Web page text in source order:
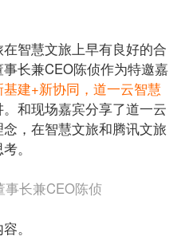
智慧文旅上早有良好的合
长兼CEO陈侦作为特邀嘉
基建+新协同，道一云智慧
。和现场嘉宾分享了道一云
，在智慧文旅和腾讯文旅
事长兼CEO陈侦
。